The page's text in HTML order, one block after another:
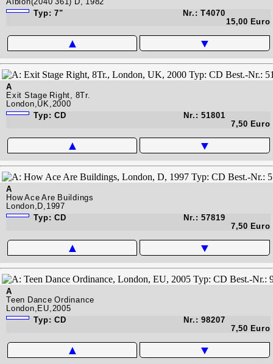
Typ: 7"
Nr.: T4070
15,00 Euro
▲ ▼
A
Exit Stage Right, 8Tr.
London,UK,2000
Typ: CD
Nr.: 51801
7,50 Euro
▲ ▼
A
How Ace Are Buildings
London,D,1997
Typ: CD
Nr.: 57819
7,50 Euro
▲ ▼
A
Teen Dance Ordinance
London,EU,2005
Typ: CD
Nr.: 98207
7,50 Euro
▲ ▼